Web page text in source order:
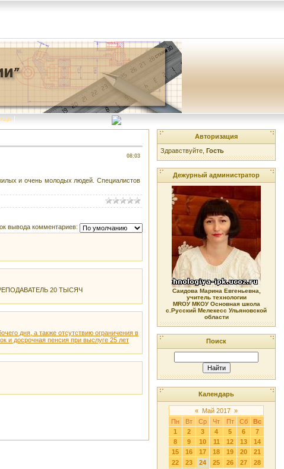
|
08:03
и очень молодых людей. Специалистов
вывода комментариев:
20 ТЫСЯЧ
дня, а также отсутствию ограничения в
и досрочная пенсия при выслуге 25 лет
Авторизация
Здравствуйте, Гость
Дежурный администратор
Саидова Марина Евгеньевна,
учитель технологии
МRОУ МКОУ Основная школа
с.Русский Мелекесс Ульяновской
области
Поиск
Календарь
« Май 2017 »
Пн
Вт Ср Чт Пт Сб
Вс
1
2 3 4 5 6
7
8
9 10 11 12 13
14
15
16 17 18 19 20
21
22
23 24 25 26 27
28